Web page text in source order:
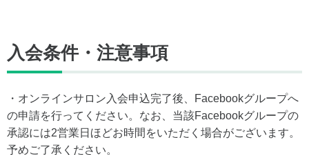
入会条件・注意事項
・オンラインサロン入会申込完了後、Facebookグループへ
の申請を行ってください。なお、当該Facebookグループの
承認には2営業日ほどお時間をいただく場合がございます。
予めご了承ください。